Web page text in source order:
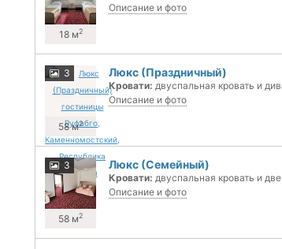
18 м2
Описание и фото
3
58 м2
Люкс (Праздничный)
Кровати: двуспальная кровать и
Описание и фото
3
58 м2
Люкс (Семейный)
Кровати: двуспальная кровать и
Описание и фото